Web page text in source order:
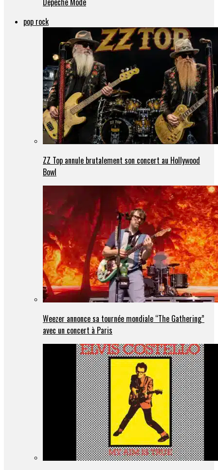
pop rock
ZZ Top annule brutalement son concert au Hollywood
Bowl
Weezer annonce sa tournée mondiale “The Gathering”
avec un concert à Paris